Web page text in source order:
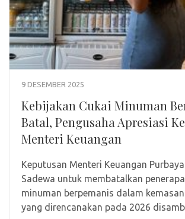
9 DESEMBER 2025
Kebijakan Cukai Minuman
Batal, Pengusaha Apresiasi
Menteri Keuangan
Keputusan Menteri Keuangan
Sadewa untuk membatalkan
minuman berpemanis dalam kemasan
yang direncanakan pada 2026